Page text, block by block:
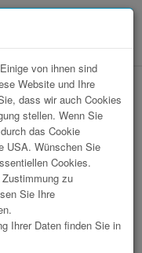
von ihnen sind
Website und Ihre
dass wir auch Cookies
stellen. Wenn Sie
das Cookie
USA. Wünschen Sie
Cookies.
zu
Sie Ihre
Ihrer Daten finden Sie in